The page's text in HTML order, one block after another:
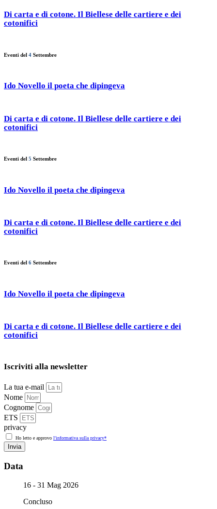
Di carta e di cotone. Il Biellese delle cartiere e dei
cotonifici
Eventi del 4 Settembre
Ido Novello il poeta che dipingeva
Di carta e di cotone. Il Biellese delle cartiere e dei
cotonifici
Eventi del 5 Settembre
Ido Novello il poeta che dipingeva
Di carta e di cotone. Il Biellese delle cartiere e dei
cotonifici
Eventi del 6 Settembre
Ido Novello il poeta che dipingeva
Di carta e di cotone. Il Biellese delle cartiere e dei
cotonifici
Iscriviti alla newsletter
La tua e-mail
Nome
Cognome
ETS
privacy
Ho letto e approvo l'informativa sulla privacy*
Invia
Data
16 - 31 Mag 2026
Concluso